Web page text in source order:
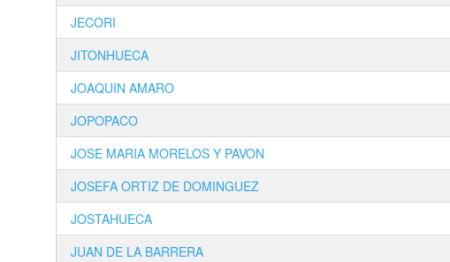
JECORI
JITONHUECA
JOAQUIN AMARO
JOPOPACO
JOSE MARIA MORELOS Y PAVON
JOSEFA ORTIZ DE DOMINGUEZ
JOSTAHUECA
JUAN DE LA BARRERA